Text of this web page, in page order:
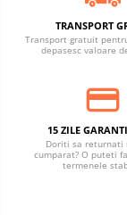
TRANSPORT
Transport gratuit
depasesc valoare
15 ZILE
Doriti sa returnati
cumparat? O puteti
termenele